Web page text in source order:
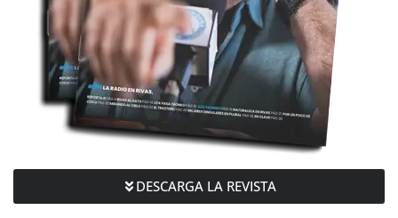
DESCARGA LA REVISTA